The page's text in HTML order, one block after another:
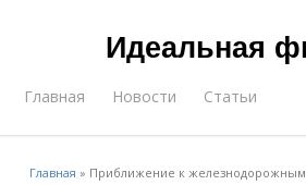
Идеальная
Главная Новости Статьи
Главная » Приближение к железнодорожным